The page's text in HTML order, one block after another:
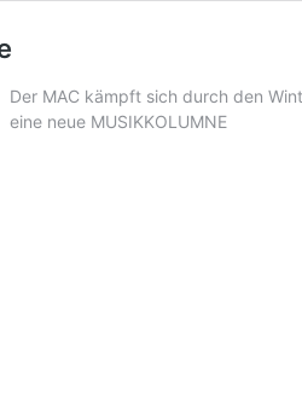
Der MAC kämpft sich durch den
eine neue MUSIKKOLUMNE